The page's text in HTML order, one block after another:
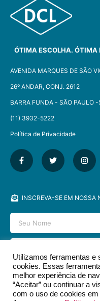
ÓTIMA ESCOLHA. ÓTIMA
AVENIDA MARQUES DE SÃO
26º ANDAR, CONJ. 2612
BARRA FUNDA - SÃO PAULO -
(11) 3932-5222
Política de Privacidade
INSCREVA-SE EM NOSSA
Utilizamos ferramentas e
cookies. Essas
melhor experiência de
“Aceitar” ou continuar a
com o uso de cookies